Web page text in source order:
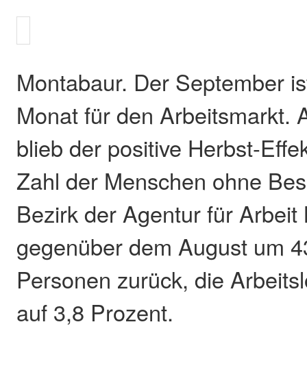
Montabaur. Der September
Monat für den Arbeitsmarkt.
blieb der positive Herbst-
Zahl der Menschen ohne
Bezirk der Agentur für Arbeit
gegenüber dem August um
Personen zurück, die
auf 3,8 Prozent.